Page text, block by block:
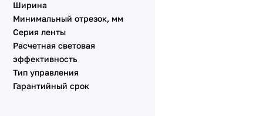
Универсальные 12V 8-10
мм
Аксессуары для
Ширина
Минимальный отрезок, мм
Серия ленты
Расчетная световая
эффективность
Тип управления
Гарантийный срок